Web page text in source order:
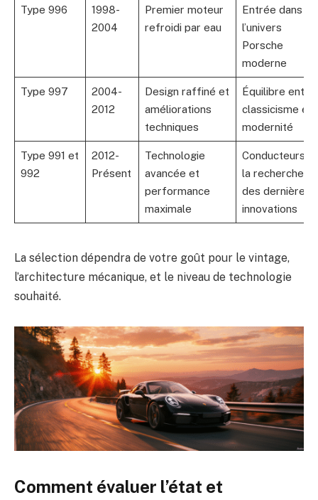
Type 996
1998-
2004
Premier moteur
refroidi par eau
Entrée dans
l’univers
Porsche
moderne
Type 997
2004-
2012
Design raffiné et
améliorations
techniques
Équilibre entre
classicisme et
modernité
Type 991 et
992
2012-
Présent
Technologie
avancée et
performance
maximale
Conducteurs à
la recherche
des dernières
innovations
La sélection dépendra de votre goût pour le vintage,
l’architecture mécanique, et le niveau de technologie
souhaité.
Comment évaluer l’état et